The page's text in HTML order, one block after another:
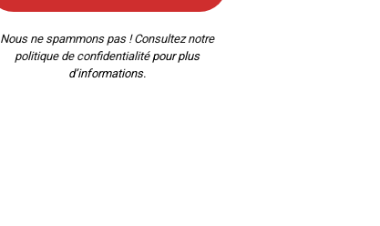
Nous ne spammons pas ! Consultez notre
politique de confidentialitépour plus
d’informations.